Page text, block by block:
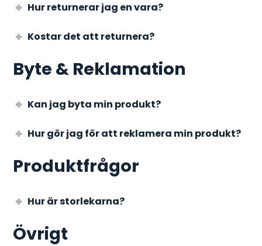
Hur returnerar jag en vara?
Kostar det att returnera?
Byte & Reklamation
Kan jag byta min produkt?
Hur gör jag för att reklamera min produkt?
Produktfrågor
Hur är storlekarna?
Övrigt